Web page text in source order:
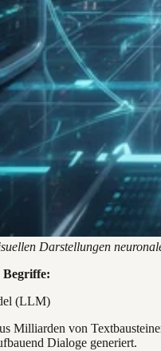
Darstellungen
Begriffe:
(LLM)
Milliarden von
Dialoge generiert.